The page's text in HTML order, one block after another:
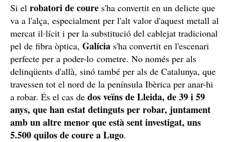
Si el robatori de coure s'ha convertit en un delicte que
va a l'alça, especialment per l'alt valor d'aquest metall al
mercat il·lícit i per la substitució del cablejat tradicional
pel de fibra òptica, Galícia s'ha convertit en l'escenari
perfecte per a poder-lo cometre. No només per als
delinqüents d'allà, sinó també per als de Catalunya, que
travessen tot el nord de la península Ibèrica per anar-hi
a robar. És el cas de dos veïns de Lleida, de 39 i 59
anys, que han estat detinguts per robar, juntament
amb un altre menor que està sent investigat, uns
5.500 quilos de coure a Lugo.